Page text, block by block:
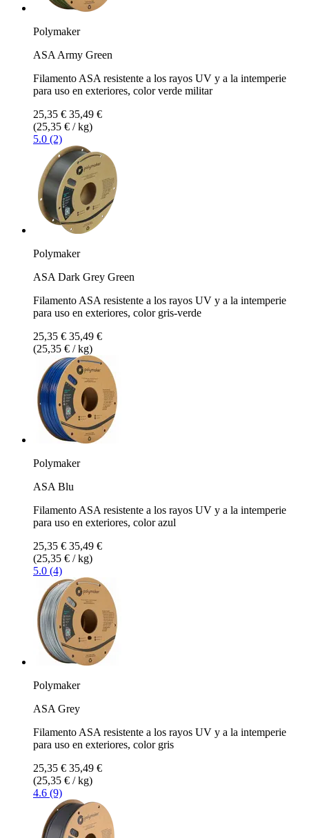
Polymaker
ASA Army Green
Filamento ASA resistente a los rayos UV y a la intemperie
para uso en exteriores, color verde militar
25,35 € 35,49 €
(25,35 € / kg)
5.0 (2)
Polymaker
ASA Dark Grey Green
Filamento ASA resistente a los rayos UV y a la intemperie
para uso en exteriores, color gris-verde
25,35 € 35,49 €
(25,35 € / kg)
Polymaker
ASA Blu
Filamento ASA resistente a los rayos UV y a la intemperie
para uso en exteriores, color azul
25,35 € 35,49 €
(25,35 € / kg)
5.0 (4)
Polymaker
ASA Grey
Filamento ASA resistente a los rayos UV y a la intemperie
para uso en exteriores, color gris
25,35 € 35,49 €
(25,35 € / kg)
4.6 (9)